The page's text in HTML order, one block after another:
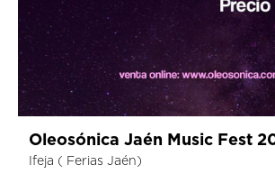
Oleosónica Jaén Music Fest
Ifeja ( Ferias Jaén)